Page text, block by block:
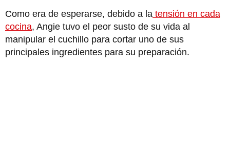
Como era de esperarse, debido a la tensión en cada
cocina, Angie tuvo el peor susto de su vida al
manipular el cuchillo para cortar uno de sus
principales ingredientes para su preparación.